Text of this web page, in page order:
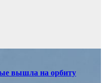
вышла на орбиту